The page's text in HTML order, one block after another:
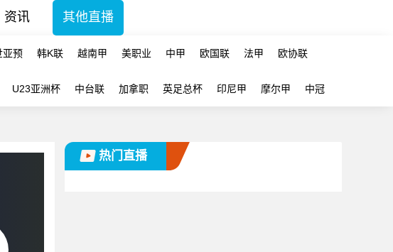
资讯 其他直播
亚预 韩K联 越南甲 美职业 中甲 欧国联 法甲 欧协联
U23亚洲杯 中台联 加拿职 英足总杯 印尼甲 摩尔甲 中冠
热门直播